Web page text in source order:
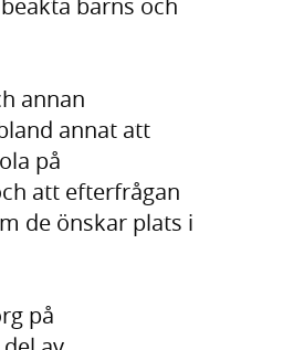
annan
annat att
på
att efterfrågan
de önskar plats i
på